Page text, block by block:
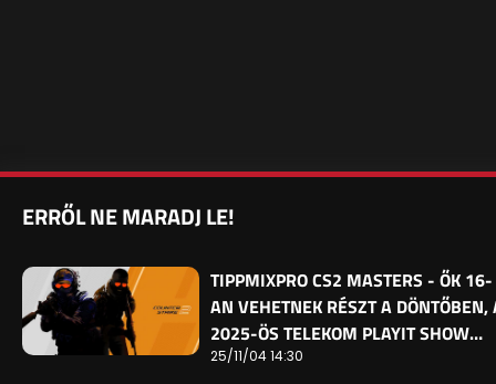
ERRŐL NE MARADJ LE!
TIPPMIXPRO CS2 MASTERS - ŐK 16-
AN VEHETNEK RÉSZT A DÖNTŐBEN,
2025-ÖS TELEKOM PLAYIT SHOW…
25/11/04 14:30